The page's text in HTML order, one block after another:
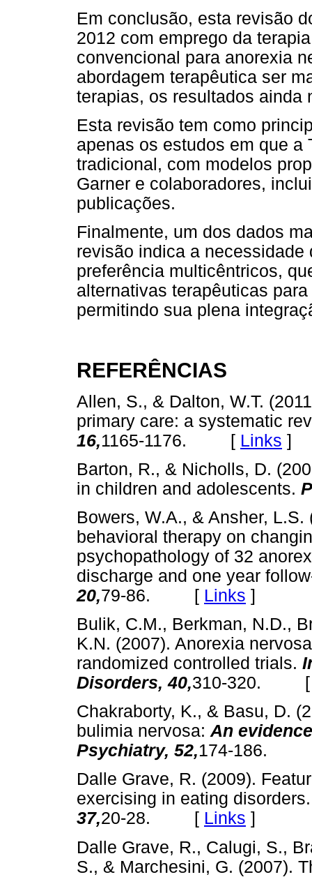
Em conclusão, esta revisão
2012 com emprego da
convencional para anorexia
abordagem terapêutica ser
terapias, os resultados ainda
Esta revisão tem como
apenas os estudos em que
tradicional, com modelos
Garner e colaboradores,
publicações.
Finalmente, um dos dados
revisão indica a
preferência multicêntricos,
alternativas terapêuticas
permitindo sua plena
REFERÊNCIAS
Allen, S., & Dalton, W.T.
primary care: a systematic
16,1165-1176. [ Links ]
Barton, R., & Nicholls, D.
in children and adolescents.
Bowers, W.A., & Ansher,
behavioral therapy on
psychopathology of 32
discharge and one year
20,79-86. [ Links ]
Bulik, C.M., Berkman, N.D.,
K.N. (2007). Anorexia
randomized controlled trials.
Disorders, 40,310-320.
Chakraborty, K., & Basu, D.
bulimia nervosa: An
Psychiatry, 52,174-186.
Dalle Grave, R. (2009).
exercising in eating disorders.
37,20-28. [ Links ]
Dalle Grave, R., Calugi, S.,
S., & Marchesini, G. (2007).